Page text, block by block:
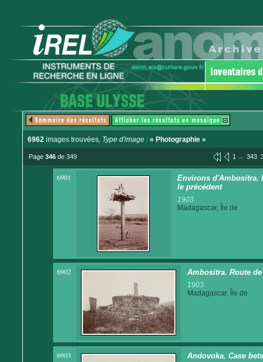
6962 images trouvées, Type d'image : « Photographie »
Page 346 de 349 1 ... 343
6901
Environs d'Ambositra.
le précédent
1903
Madagascar, Île de
6902 Ambositra. Route
1903
Madagascar, Île de
6903 Andovoka. Case